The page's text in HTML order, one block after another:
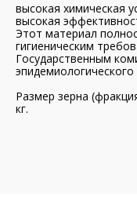
высокая химическая
высокая
Этот материал
гигиеническим
Государственным
Размер зерна
кг.